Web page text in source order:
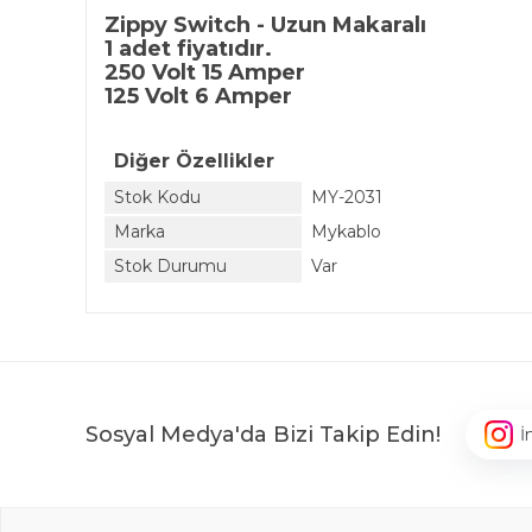
Zippy Switch - Uzun Makaralı
1 adet fiyatıdır.
250 Volt 15 Amper
125 Volt 6 Amper
Diğer Özellikler
Stok Kodu
MY-2031
Marka
Mykablo
Stok Durumu
Var
Sosyal Medya'da Bizi Takip Edin!